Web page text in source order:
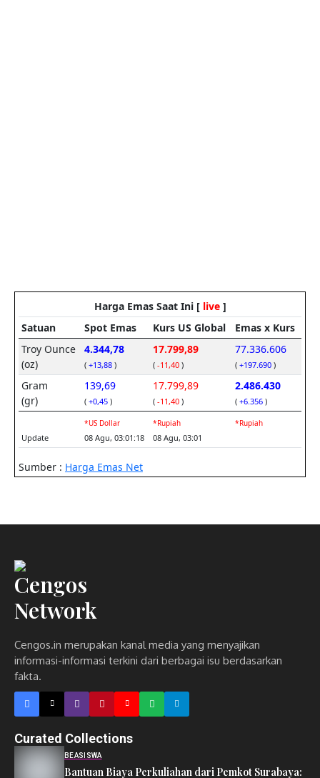
Cengos.in merupakan kanal media yang menyajikan
informasi-informasi terkini dari berbagai isu berdasarkan
fakta.
Curated Collections
BEASISWA
Bantuan Biaya Perkuliahan dari Pemkot Surabaya: